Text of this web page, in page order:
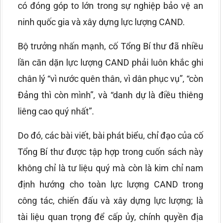
có đóng góp to lớn trong sự nghiệp bảo vệ an
ninh quốc gia và xây dựng lực lượng CAND.
Bộ trưởng nhấn mạnh, cố Tổng Bí thư đã nhiều
lần căn dặn lực lượng CAND phải luôn khắc ghi
chân lý “vì nước quên thân, vì dân phục vụ”, “còn
Đảng thì còn mình”, và “danh dự là điều thiêng
liêng cao quý nhất”.
Do đó, các bài viết, bài phát biểu, chỉ đạo của cố
Tổng Bí thư được tập hợp trong cuốn sách này
không chỉ là tư liệu quý mà còn là kim chỉ nam
định hướng cho toàn lực lượng CAND trong
công tác, chiến đấu và xây dựng lực lượng; là
tài liệu quan trọng để cấp ủy, chính quyền địa